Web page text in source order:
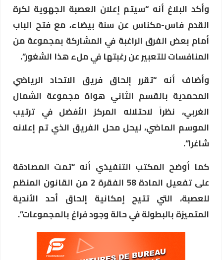
وأكد البلاغ أنه “سيتم إعلان العصبة الجهوية لكرة
القدم فاس-مكناس عن سنة بيضاء، مع فتح الباب
أمام بعض الفرق الراغبة في المشاركة بمجموعة من
المنافسات للتعبير عن رغبتها في ملء هذا الشغور”.
وأضاف أنه “تقرر إلحاق فريق الاتحاد الرياضي
المحمدية بالقسم الثاني هواة مجموعة الشمال
الغربي، نظراً لاحتلاله المركز الأفضل في ترتيب
الموسم الماضي، ليحل محل الفريق الذي تم إعلانه
شاغرا”.
كما أوضح المكتب التنفيذي أنه “تمت المصادقة
على تفعيل المادة 58 الفقرة 2 من القانون المنظم
للعصبة، التي تتيح إمكانية إلحاق أحد الأندية
المتميزة بالبطولة في حالة وجود فراغ بالمجموعات”.